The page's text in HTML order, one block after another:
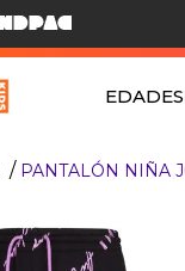
EDADES
PANTALÓN NIÑA